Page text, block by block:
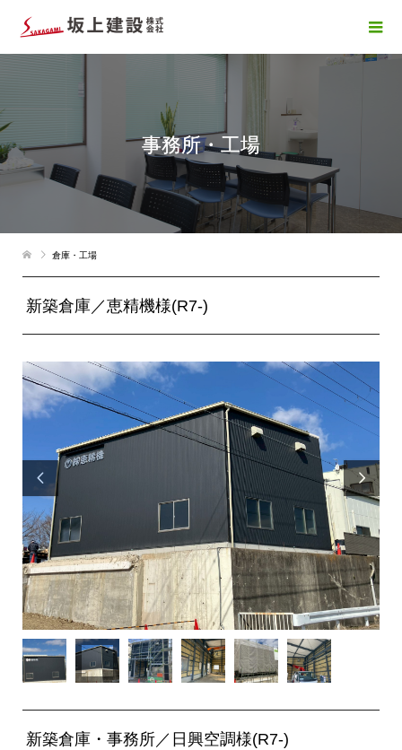
事務所・工場
倉庫・工場
新築倉庫／恵精機様(R7-)
 
新築倉庫・事務所／日興空調様(R7-)